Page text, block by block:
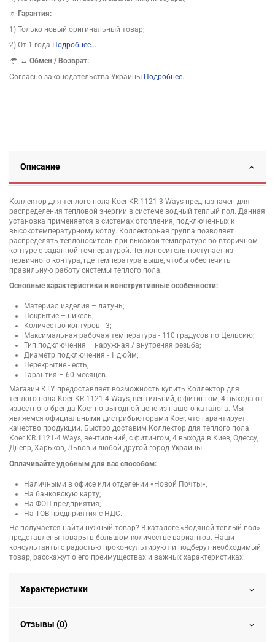
☼ Гарантия:
1) Только новый оригинальный товар;
2) От 1 года Подробнее...
↔Обмен / Возврат:
Согласно законодательства Украины Подробнее...
Описание
Коллектор для теплого пола Koer KR.1121-3 Ways предназначен для
распределения тепловой энергии в системе водный теплый пол. Данная
установка применяется в системах отопления, подключенных к
высокотемпературному котлу. Коллекторная группа позволяет
распределять теплоноситель при высокой температуре во вторичном
контуре с заданной температурой. Теплоноситель поступает из
первичного контура, где температура выше, чтобы обеспечить
правильную работу системы теплого пола.
Основные характеристики и конструктивные особенности:
Материал изделия – латунь;
Покрытие – никель;
Количество контуров - 3;
Максимальная рабочая температура - 110 градусов по Цельсию;
Тип подключения – наружная / внутреняя резьба;
Диаметр подключения - 1 дюйм;
Перекрытие - есть;
Гарантия – 60 месяцев.
Магазин КТУ предоставляет возможность купить Коллектор для
теплого пола Koer KR.1121-4 Ways, вентильний, с фитингом, 4 выхода от
известного бренда Koer по выгодной цене из нашего каталога. Мы
являемся официальными дистрибьюторами Koer, что гарантирует
качество продукции. Быстро доставим Коллектор для теплого пола
Koer KR.1121-4 Ways, вентильний, с фитингом, 4 выхода в Киев, Одессу,
Днепр, Харьков, Львов и любой другой город Украины.
Оплачивайте удобным для вас способом:
Наличными в офисе или отделении «Новой Почты»;
На банковскую карту;
На ФОП предприятия;
На ТОВ предприятия с НДС.
Не получается найти нужный товар? В каталоге «Водяной теплый пол»
представлены товары в большом количестве вариантов. Наши
консультанты с радостью проконсультируют и подберут необходимый
товар, расскажут о его преимуществах и важных характеристиках.
Характеристики
Отзывы (0)